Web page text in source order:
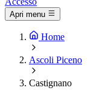
Apri menu
Home
Ascoli Piceno
Castignano